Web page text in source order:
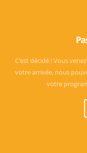
C’est décidé ! Vous
votre arrivée, nous
votre